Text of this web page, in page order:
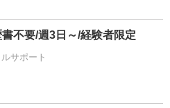
不要/週3日～/経験者限定
サポート